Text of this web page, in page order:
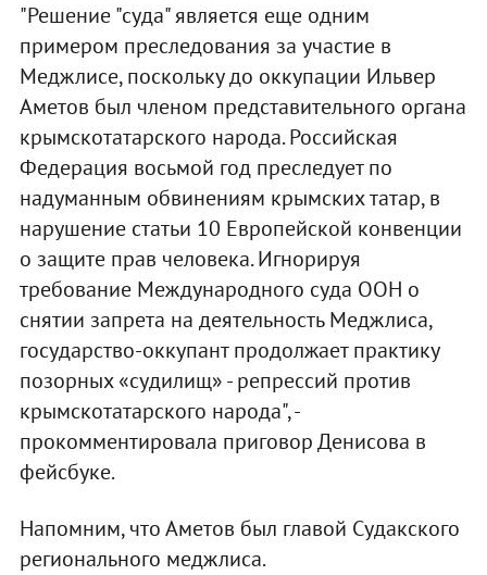
"Решение "суда" является еще одним
примером преследования за участие в
Меджлисе, поскольку до оккупации Ильвер
Аметов был членом представительного органа
крымскотатарского народа. Российская
Федерация восьмой год преследует по
надуманным обвинениям крымских татар, в
нарушение статьи 10 Европейской конвенции
о защите прав человека. Игнорируя
требование Международного суда ООН о
снятии запрета на деятельность Меджлиса,
государство-оккупант продолжает практику
позорных «судилищ» - репрессий против
крымскотатарского народа", -
прокомментировала приговор Денисова в
фейсбуке.
Напомним, что Аметов был главой Судакского
регионального меджлиса.